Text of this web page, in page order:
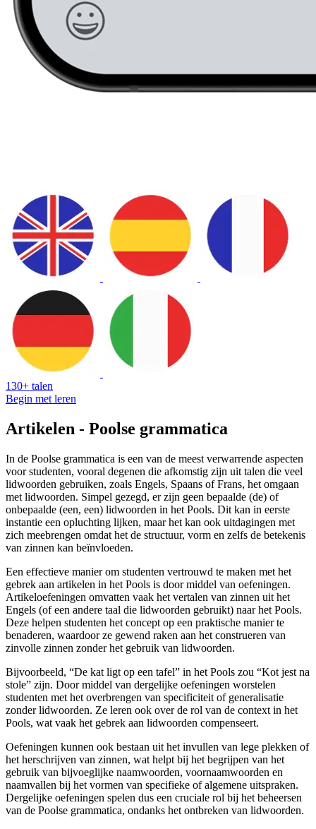
130+ talen
Begin met leren
Artikelen - Poolse grammatica
In de Poolse grammatica is een van de meest verwarrende aspecten
voor studenten, vooral degenen die afkomstig zijn uit talen die veel
lidwoorden gebruiken, zoals Engels, Spaans of Frans, het omgaan
met lidwoorden. Simpel gezegd, er zijn geen bepaalde (de) of
onbepaalde (een, een) lidwoorden in het Pools. Dit kan in eerste
instantie een opluchting lijken, maar het kan ook uitdagingen met
zich meebrengen omdat het de structuur, vorm en zelfs de betekenis
van zinnen kan beïnvloeden.
Een effectieve manier om studenten vertrouwd te maken met het
gebrek aan artikelen in het Pools is door middel van oefeningen.
Artikeloefeningen omvatten vaak het vertalen van zinnen uit het
Engels (of een andere taal die lidwoorden gebruikt) naar het Pools.
Deze helpen studenten het concept op een praktische manier te
benaderen, waardoor ze gewend raken aan het construeren van
zinvolle zinnen zonder het gebruik van lidwoorden.
Bijvoorbeeld, “De kat ligt op een tafel” in het Pools zou “Kot jest na
stole” zijn. Door middel van dergelijke oefeningen worstelen
studenten met het overbrengen van specificiteit of generalisatie
zonder lidwoorden. Ze leren ook over de rol van de context in het
Pools, wat vaak het gebrek aan lidwoorden compenseert.
Oefeningen kunnen ook bestaan uit het invullen van lege plekken of
het herschrijven van zinnen, wat helpt bij het begrijpen van het
gebruik van bijvoeglijke naamwoorden, voornaamwoorden en
naamvallen bij het vormen van specifieke of algemene uitspraken.
Dergelijke oefeningen spelen dus een cruciale rol bij het beheersen
van de Poolse grammatica, ondanks het ontbreken van lidwoorden.